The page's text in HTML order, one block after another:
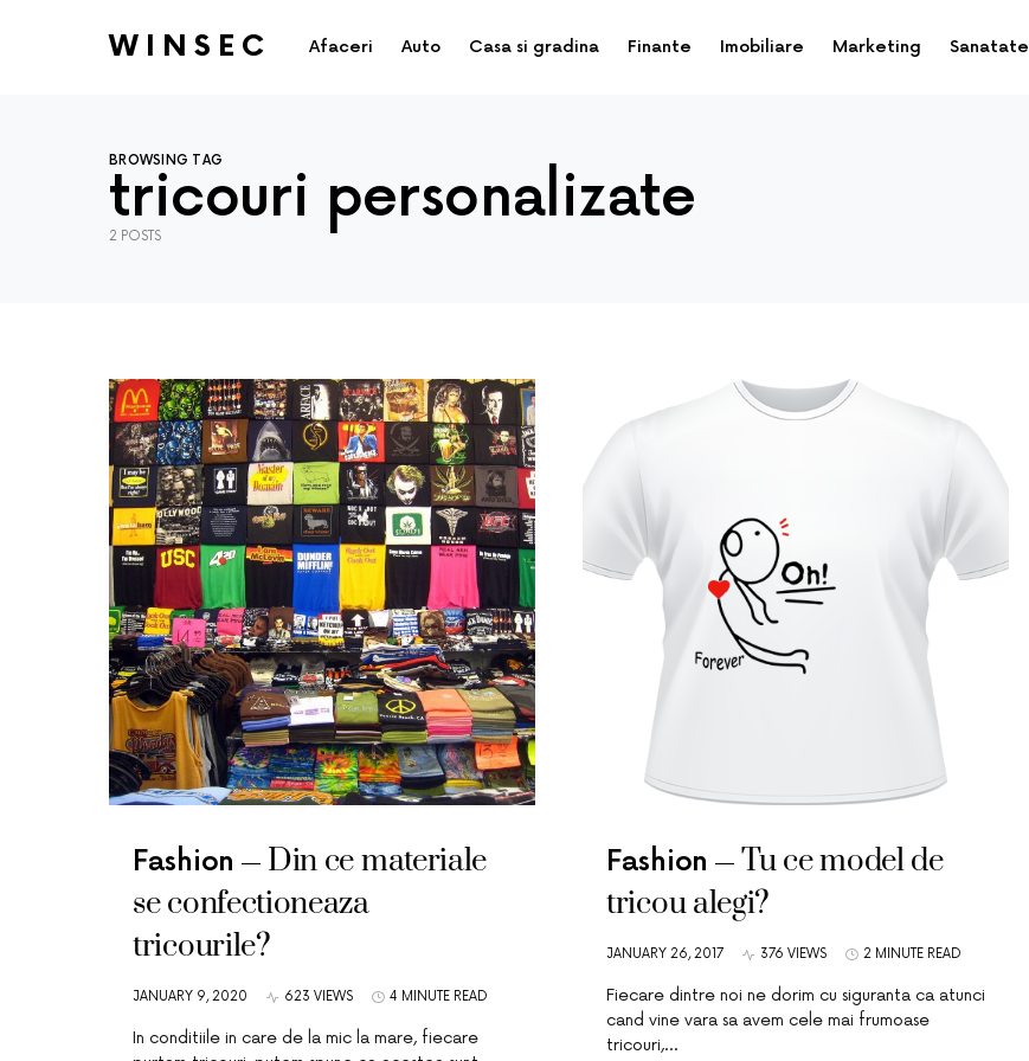
WINSEC Afaceri Auto Casa si gradina Finante Imobiliare Marketing Sanatate
BROWSING TAG
tricouri personalizate
2 POSTS
Fashion
Din ce materiale
se confectioneaza
tricourile?
JANUARY 9, 2020 623 VIEWS 4 MINUTE READ
In conditiile in care de la mic la mare, fiecare
Fashion
Tu ce model de
tricou alegi?
JANUARY 26, 2017 376 VIEWS 2 MINUTE READ
Fiecare dintre noi ne dorim cu siguranta ca atunci
cand vine vara sa avem cele mai frumoase
tricouri,…